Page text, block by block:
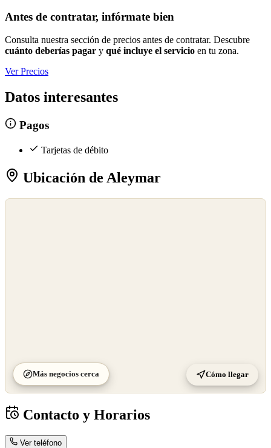
Antes de contratar, infórmate bien
Consulta nuestra sección de precios antes de contratar. Descubre
cuánto deberías pagar y qué incluye el servicio en tu zona.
Ver Precios
Datos interesantes
Pagos
Tarjetas de débito
Ubicación de Aleymar
Más negocios cerca Cómo llegar
Contacto y Horarios
Ver teléfono